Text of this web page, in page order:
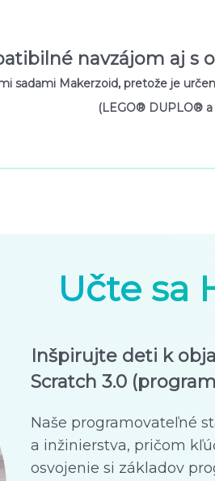
navzájom aj
sadami Makerzoid, pretože je
(LEGO® DUPLO® a
Učte sa
Inšpirujte deti k
Scratch 3.0
Naše programovateľné
a inžinierstva, pričom
osvojenie si základov